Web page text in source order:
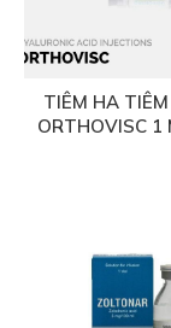
TIÊM HA TIÊM
ORTHOVISC 1